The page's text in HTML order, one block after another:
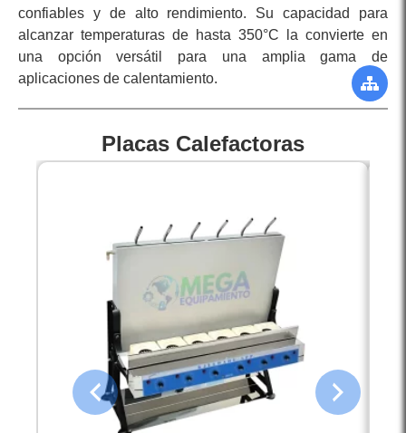
confiables y de alto rendimiento. Su capacidad para
alcanzar temperaturas de hasta 350°C la convierte en
una opción versátil para una amplia gama de
aplicaciones de calentamiento.
Placas Calefactoras